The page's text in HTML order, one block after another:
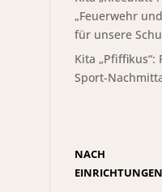
„Feuerwehr
für unsere
Kita „Pfiffikus“:
Sport-
NACH